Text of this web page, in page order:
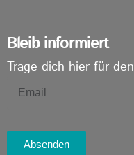
Bleib informiert
Trage dich hier für
Absenden